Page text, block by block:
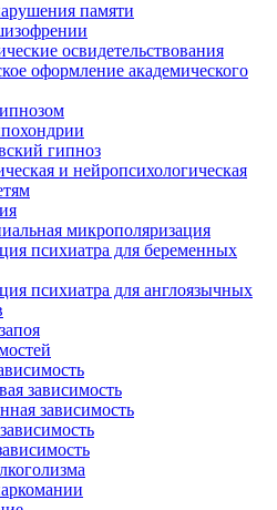
памяти
освидетельствования
оформление академического
гипноз
и нейропсихологическая
микрополяризация
психиатра для беременных
психиатра для англоязычных
зависимость
зависимость